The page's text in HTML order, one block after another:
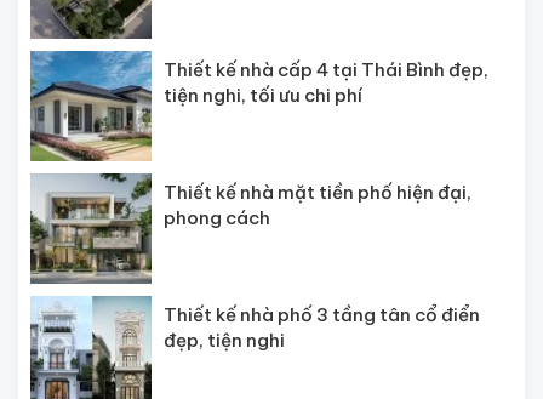
Thiết kế nhà cấp 4 tại Thái Bình đẹp,
tiện nghi, tối ưu chi phí
Thiết kế nhà mặt tiền phố hiện đại,
phong cách
Thiết kế nhà phố 3 tầng tân cổ điển
đẹp, tiện nghi